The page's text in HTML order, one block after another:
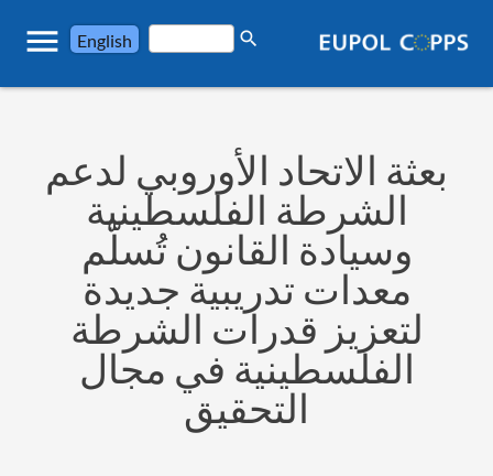
menu English
بعثة الاتحاد الأوروبي لدعم
الشرطة الفلسطينية
وسيادة القانون تُسلّم
معدات تدريبية جديدة
لتعزيز قدرات الشرطة
الفلسطينية في مجال
التحقيق